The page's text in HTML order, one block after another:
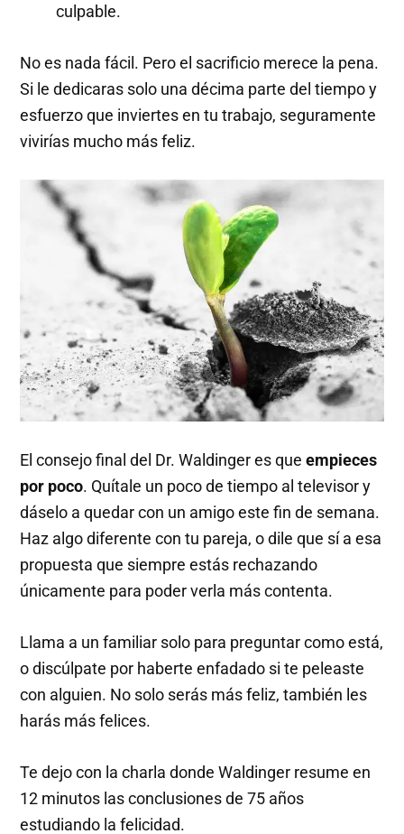
culpable.
No es nada fácil. Pero el sacrificio merece la pena.
Si le dedicaras solo una décima parte del tiempo y
esfuerzo que inviertes en tu trabajo, seguramente
vivirías mucho más feliz.
El consejo final del Dr. Waldinger es queempieces
por poco. Quítale un poco de tiempo al televisor y
dáselo a quedar con un amigo este fin de semana.
Haz algo diferente con tu pareja, o dile que sí a esa
propuesta que siempre estás rechazando
únicamente para poder verla más contenta.
Llama a un familiar solo para preguntar como está,
o discúlpate por haberte enfadado si te peleaste
con alguien. No solo serás más feliz, también les
harás más felices.
Te dejo con la charla donde Waldinger resume en
12 minutos las conclusiones de 75 años
estudiando la felicidad.